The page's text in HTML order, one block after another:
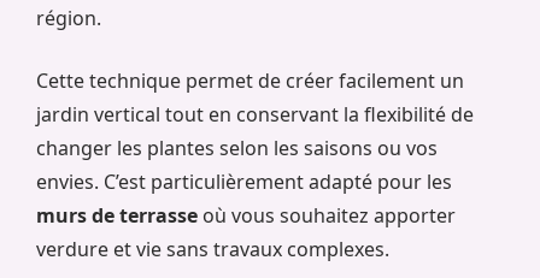
région.
Cette technique permet de créer facilement un
jardin vertical tout en conservant la flexibilité de
changer les plantes selon les saisons ou vos
envies. C’est particulièrement adapté pour les
murs de terrasse où vous souhaitez apporter
verdure et vie sans travaux complexes.